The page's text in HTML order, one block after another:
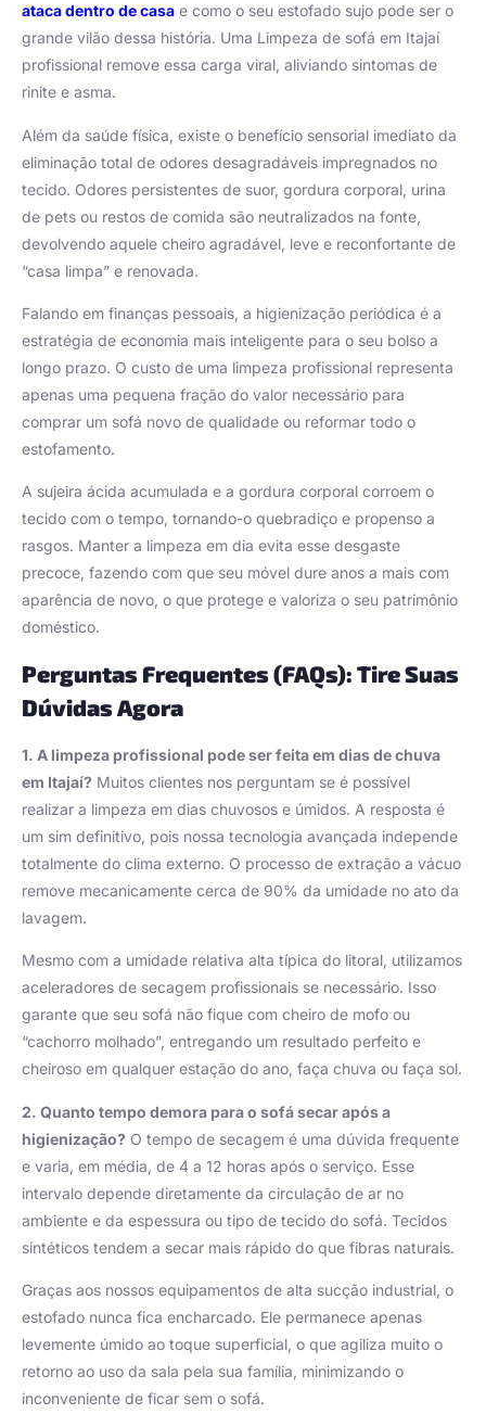
ataca dentro de casa e como o seu estofado sujo pode ser o
grande vilão dessa história. Uma Limpeza de sofá em Itajaí
profissional remove essa carga viral, aliviando sintomas de
rinite e asma.
Além da saúde física, existe o benefício sensorial imediato da
eliminação total de odores desagradáveis impregnados no
tecido. Odores persistentes de suor, gordura corporal, urina
de pets ou restos de comida são neutralizados na fonte,
devolvendo aquele cheiro agradável, leve e reconfortante de
“casa limpa” e renovada.
Falando em finanças pessoais, a higienização periódica é a
estratégia de economia mais inteligente para o seu bolso a
longo prazo. O custo de uma limpeza profissional representa
apenas uma pequena fração do valor necessário para
comprar um sofá novo de qualidade ou reformar todo o
estofamento.
A sujeira ácida acumulada e a gordura corporal corroem o
tecido com o tempo, tornando-o quebradiço e propenso a
rasgos. Manter a limpeza em dia evita esse desgaste
precoce, fazendo com que seu móvel dure anos a mais com
aparência de novo, o que protege e valoriza o seu patrimônio
doméstico.
Perguntas Frequentes (FAQs): Tire Suas
Dúvidas Agora
1. A limpeza profissional pode ser feita em dias de chuva
em Itajaí? Muitos clientes nos perguntam se é possível
realizar a limpeza em dias chuvosos e úmidos. A resposta é
um sim definitivo, pois nossa tecnologia avançada independe
totalmente do clima externo. O processo de extração a vácuo
remove mecanicamente cerca de 90% da umidade no ato da
lavagem.
Mesmo com a umidade relativa alta típica do litoral, utilizamos
aceleradores de secagem profissionais se necessário. Isso
garante que seu sofá não fique com cheiro de mofo ou
“cachorro molhado”, entregando um resultado perfeito e
cheiroso em qualquer estação do ano, faça chuva ou faça sol.
2. Quanto tempo demora para o sofá secar após a
higienização? O tempo de secagem é uma dúvida frequente
e varia, em média, de 4 a 12 horas após o serviço. Esse
intervalo depende diretamente da circulação de ar no
ambiente e da espessura ou tipo de tecido do sofá. Tecidos
sintéticos tendem a secar mais rápido do que fibras naturais.
Graças aos nossos equipamentos de alta sucção industrial, o
estofado nunca fica encharcado. Ele permanece apenas
levemente úmido ao toque superficial, o que agiliza muito o
retorno ao uso da sala pela sua família, minimizando o
inconveniente de ficar sem o sofá.